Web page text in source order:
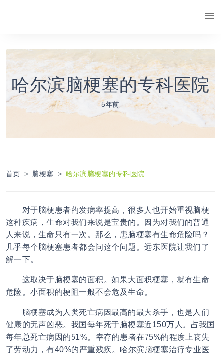
哈尔滨脑梗塞的专科医院
5年前
首页 脑梗塞 哈尔滨脑梗塞的专科医院
对于脑梗患者的发病率提高，很多人也开始重视脑梗
这种疾病，生命对我们来说是宝贵的。因为对我们的普通
人来说，生命只有一次。那么，患脑梗塞有生命危险吗？
几乎每个脑梗塞患者都会问这个问题。远东医院让我们了
解一下。
这取决于脑梗塞的面积。如果大面积梗塞，就有生命
危险。小面积的梗阻一般不会危及生命。
脑梗塞成为人类死亡病因最高的最大杀手，也是人们
健康的无声凶恶。我国每年死于脑梗塞近150万人。占我国
每年总死亡病因的51%。幸存的患者在75%的程度上丧失
了劳动力，有40%的严重残疾。哈尔滨脑梗塞治疗专业医